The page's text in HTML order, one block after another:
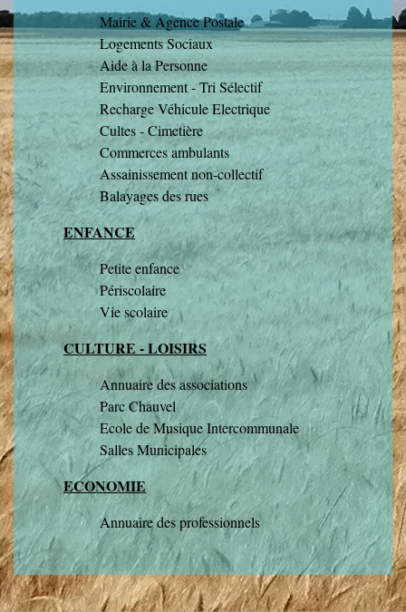
Mairie & Agence Postale
Logements Sociaux
Aide à la Personne
Environnement - Tri Sélectif
Recharge Véhicule Electrique
Cultes - Cimetière
Commerces ambulants
Assainissement non-collectif
Balayages des rues
ENFANCE
Petite enfance
Périscolaire
Vie scolaire
CULTURE - LOISIRS
Annuaire des associations
Parc Chauvel
Ecole de Musique Intercommunale
Salles Municipales
ECONOMIE
Annuaire des professionnels